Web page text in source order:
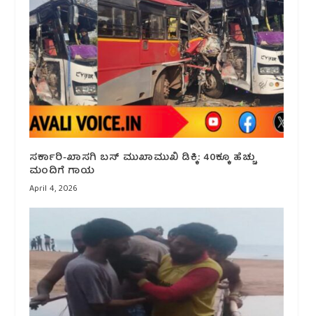
ಸರ್ಕಾರಿ-ಖಾಸಗಿ ಬಸ್ ಮುಖಾಮುಖಿ ಡಿಕ್ಕಿ: 40ಕ್ಕೂ ಹೆಚ್ಚು
ಮಂದಿಗೆ ಗಾಯ
April 4, 2026